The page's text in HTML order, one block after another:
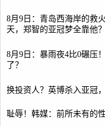
8月9日：青岛西海岸的救
天，郑智的亚冠梦全靠他？
8月9日：暴雨夜4比0碾压
了？
换投资人？英博杀入亚冠
耻辱！韩媒：前所未有的